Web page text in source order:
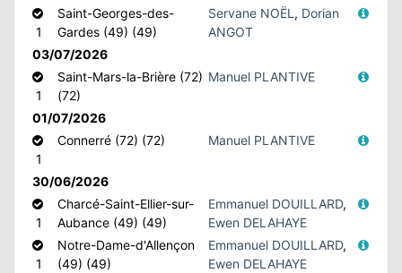
1
Saint-Georges-des-
Gardes (49) (49)
Servane NOËL , Dorian
ANGOT
03/07/2026
1
Saint-Mars-la-Brière (72)
(72)
Manuel PLANTIVE
01/07/2026
1
Connerré (72) (72) Manuel PLANTIVE
30/06/2026
1
Charcé-Saint-Ellier-sur-
Aubance (49) (49)
Emmanuel DOUILLARD,
Ewen DELAHAYE
1
Notre-Dame-d'Allençon
(49) (49)
Emmanuel DOUILLARD,
Ewen DELAHAYE